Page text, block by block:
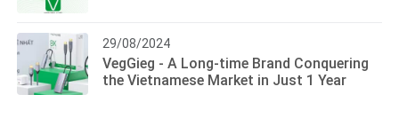
29/08/2024
VegGieg - A Long-time Brand Conquering
the Vietnamese Market in Just 1 Year